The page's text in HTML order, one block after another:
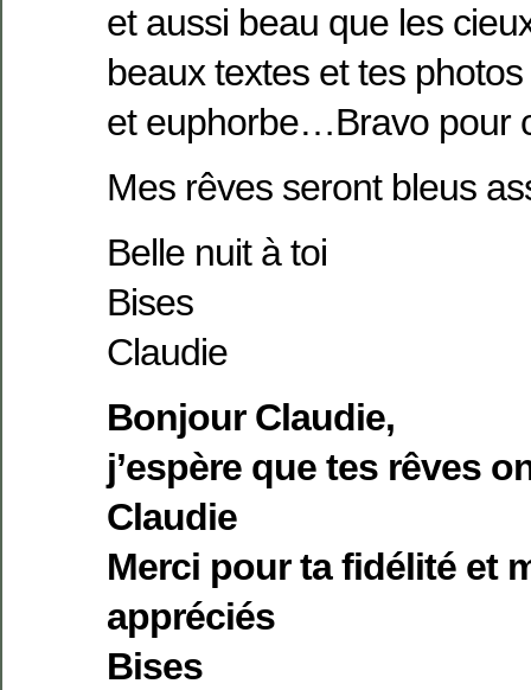
et aussi beau que les
beaux textes et tes photos
et euphorbe…Bravo pour
Mes rêves seront bleus
Belle nuit à toi
Bises
Claudie
Bonjour Claudie,
j’espère que tes rêves
Claudie
Merci pour ta fidélité et
appréciés
Bises